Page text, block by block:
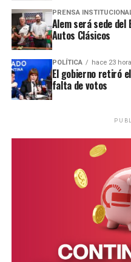
Esta comunidad se
la ruta nacional 12, por lo
es a pie o a través de
PRENSA
Alem será sede
Autos Clásicos
POLÍTICA hace 23
El gobierno retiró
falta de votos